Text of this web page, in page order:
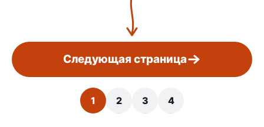
Следующая страница
1 2 3 4